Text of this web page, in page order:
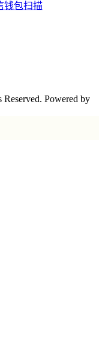
钱包扫描
Powered by